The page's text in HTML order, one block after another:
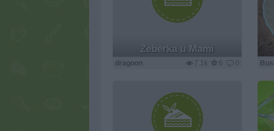
Żeberka u Mami
7.1k 6 0
dragoon